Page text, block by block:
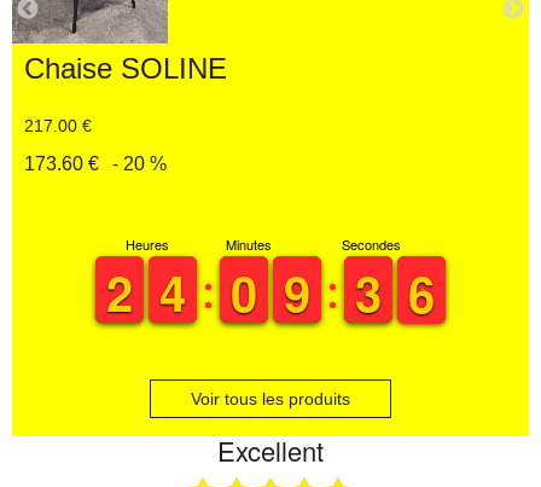
Chaise SOLINE
217.00 €
173.60 € - 20 %
Heures
1
1
2
2 3
3
4
4
Minutes
9
9
0
0 8
8
9
9
Secondes
4
3
3 6
6
5
Voir tous les produits
Excellent